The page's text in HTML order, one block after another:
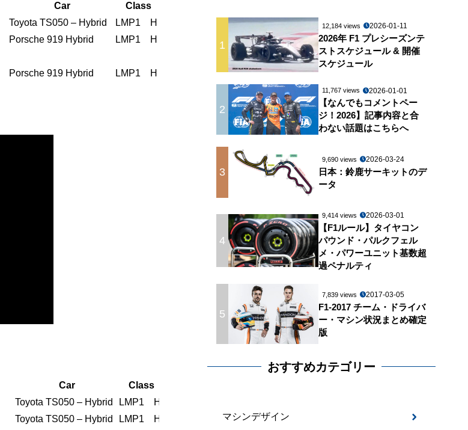
Car Class
Toyota TS050 – Hybrid LMP1 H
6:00:33.211
Porsche 919 Hybrid LMP1 H 6.173
Porsche 919 Hybrid LMP1 H 46.956
Car Class
Toyota TS050 – Hybrid LMP1 H
Toyota TS050 – Hybrid LMP1 H
1.992
1
12,184 views 2026-01-11
2026年 F1 プレシーズンテ
ストスケジュール & 開催
スケジュール
2
11,767 views 2026-01-01
【なんでもコメントペー
ジ！2026】記事内容と合
わない話題はこちらへ
3
9,690 views 2026-03-24
日本：鈴鹿サーキットのデ
ータ
4
9,414 views 2026-03-01
【F1ルール】タイヤコン
パウンド・パルクフェル
メ・パワーユニット基数超
過ペナルティ
5
7,839 views 2017-03-05
F1-2017 チーム・ドライバ
ー・マシン状況まとめ確定
版
おすすめカテゴリー
マシンデザイン